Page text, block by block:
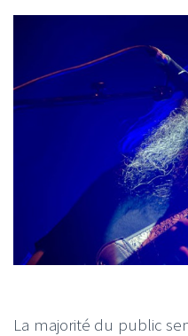
La majorité du public